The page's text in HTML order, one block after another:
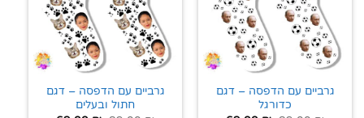
גרביים עם הדפסה – דגם
כדורגל
גרביים עם הדפסה – דגם
חתול ובעלים